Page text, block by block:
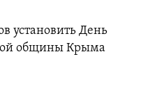
установить День
общины Крыма